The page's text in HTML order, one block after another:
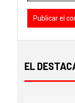
EL